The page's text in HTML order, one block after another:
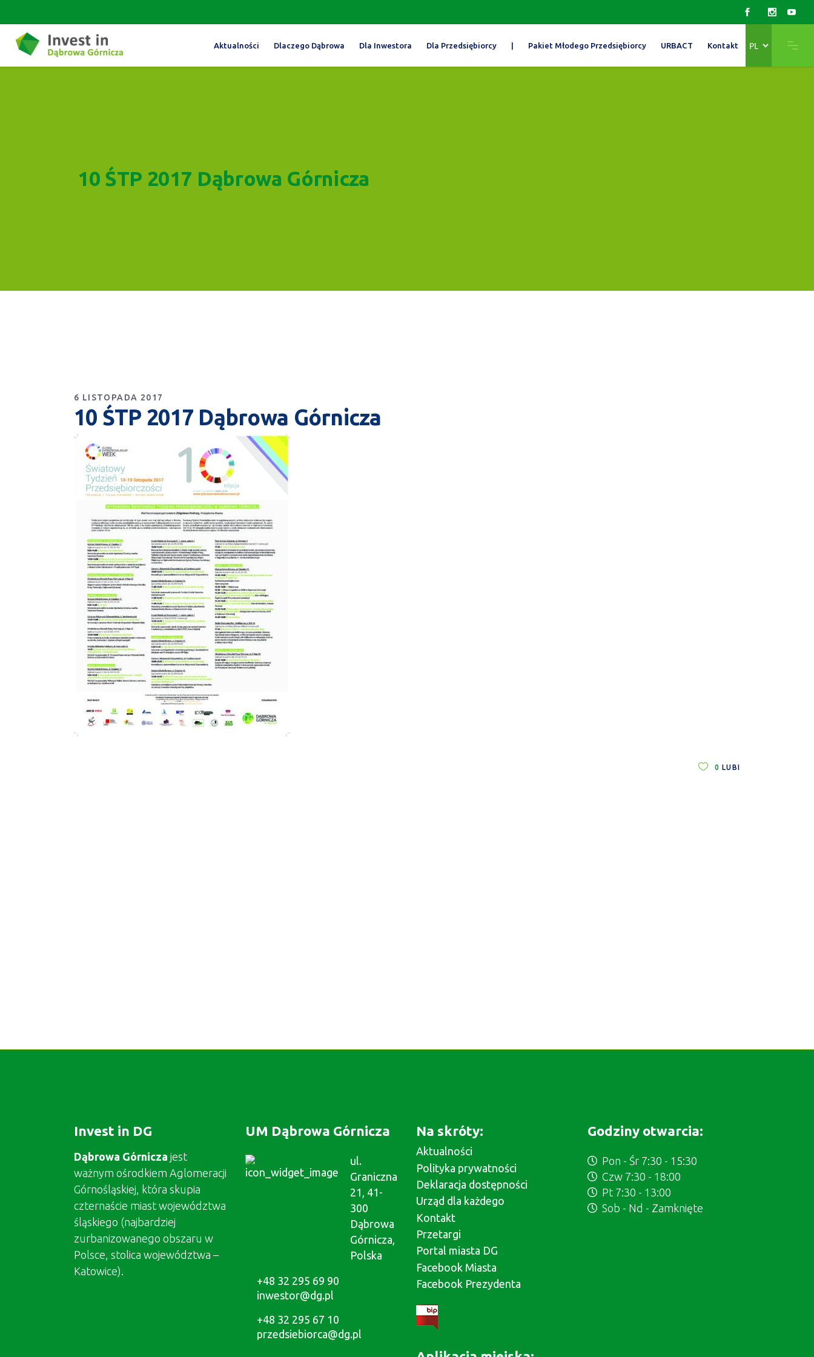
Aktualności Dlaczego Dąbrowa Dla Inwestora Dla Przedsiębiorcy | Pakiet Młodego Przedsiębiorcy URBACT Kontakt
język
10 ŚTP 2017 Dąbrowa Górnicza
6 LISTOPADA 2017
10 ŚTP 2017 Dąbrowa Górnicza
0 LUBI
Invest in DG
Dąbrowa Górnicza jest
ważnym ośrodkiem Aglomeracji
Górnośląskiej, która skupia
czternaście miast województwa
śląskiego (najbardziej
zurbanizowanego obszaru w
Polsce, stolica województwa –
Katowice).
UM Dąbrowa Górnicza
ul.
Graniczna
21, 41-
300
Dąbrowa
Górnicza,
Polska
+48 32 295 69 90
inwestor@dg.pl
+48 32 295 67 10
przedsiebiorca@dg.pl
Na skróty:
Aktualności
Polityka prywatności
Deklaracja dostępności
Urząd dla każdego
Kontakt
Przetargi
Portal miasta DG
Facebook Miasta
Facebook Prezydenta
Godziny otwarcia:
Pon - Śr 7:30 - 15:30
Czw 7:30 - 18:00
Pt 7:30 - 13:00
Sob - Nd - Zamknięte